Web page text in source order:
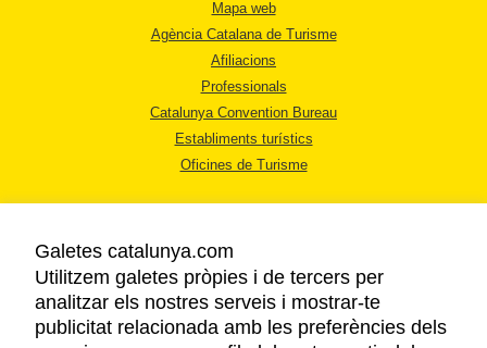
Mapa web
Agència Catalana de Turisme
Afiliacions
Professionals
Catalunya Convention Bureau
Establiments turístics
Oficines de Turisme
AVÍS LEGAL
POLÍTICA DE PRIVACITAT
Galetes catalunya.com
Utilitzem galetes pròpies i de tercers per
analitzar els nostres serveis i mostrar-te
publicitat relacionada amb les preferències dels